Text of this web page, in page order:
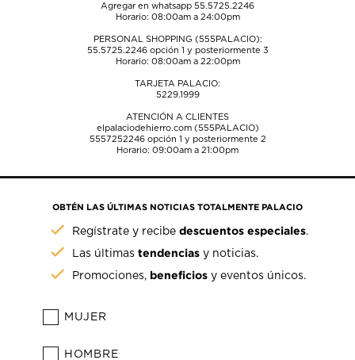
Agregar en whatsapp 55.5725.2246
Horario: 08:00am a 24:00pm
PERSONAL SHOPPING (555PALACIO):
55.5725.2246opción 1 y posteriormente 3
Horario: 08:00am a 22:00pm
TARJETA PALACIO:
5229.1999
ATENCIÓN A CLIENTES
elpalaciodehierro.com (555PALACIO)
5557252246opción 1 y posteriormente 2
Horario: 09:00am a 21:00pm
OBTÉN LAS ÚLTIMAS NOTICIAS TOTALMENTE PALACIO
Regístrate y recibedescuentos especiales.
Las últimastendencias y noticias.
Promociones, beneficios y eventos únicos.
MUJER
HOMBRE